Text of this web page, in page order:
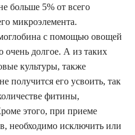
больше 5% от всего
микроэлемента.
с помощью овощей
долгое. А из таких
культуры, также
получится его усвоить, так
фитины,
этого, при приеме
необходимо исключить или